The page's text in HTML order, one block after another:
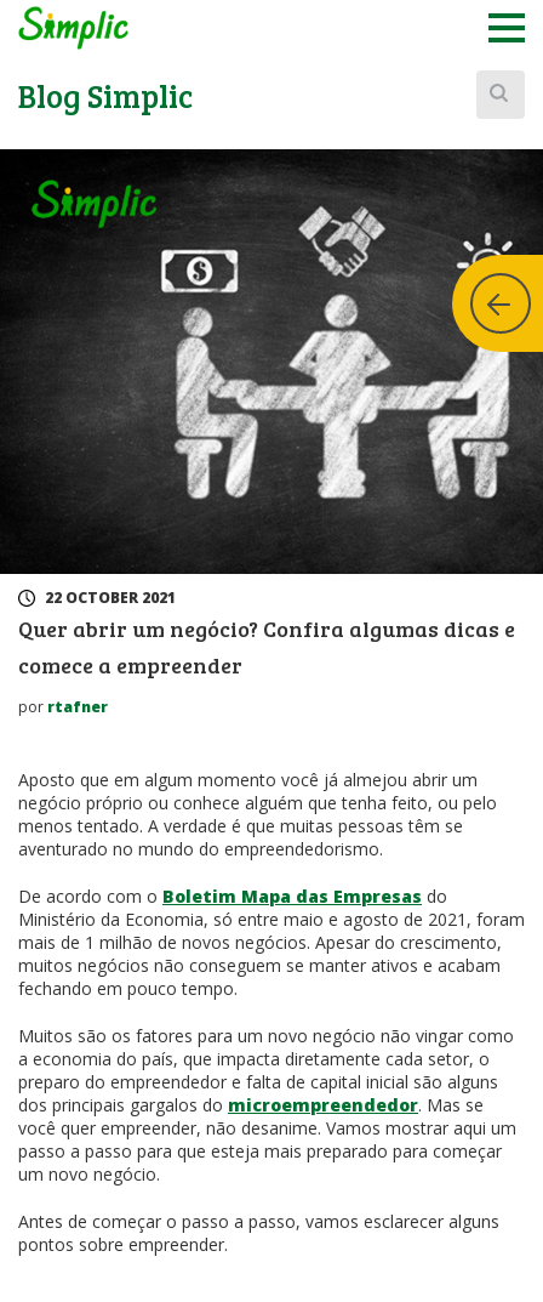
Blog Simplic
22 OCTOBER 2021
Quer abrir um negócio? Confira algumas dicas e
comece a empreender
por rtafner
Aposto que em algum momento você já almejou abrir um
negócio próprio ou conhece alguém que tenha feito, ou pelo
menos tentado. A verdade é que muitas pessoas têm se
aventurado no mundo do empreendedorismo.
De acordo com o Boletim Mapa das Empresas do
Ministério da Economia, só entre maio e agosto de 2021, foram
mais de 1 milhão de novos negócios. Apesar do crescimento,
muitos negócios não conseguem se manter ativos e acabam
fechando em pouco tempo.
Muitos são os fatores para um novo negócio não vingar como
a economia do país, que impacta diretamente cada setor, o
preparo do empreendedor e falta de capital inicial são alguns
dos principais gargalos do microempreendedor. Mas se
você quer empreender, não desanime. Vamos mostrar aqui um
passo a passo para que esteja mais preparado para começar
um novo negócio.
Antes de começar o passo a passo, vamos esclarecer alguns
pontos sobre empreender.
Buscar: